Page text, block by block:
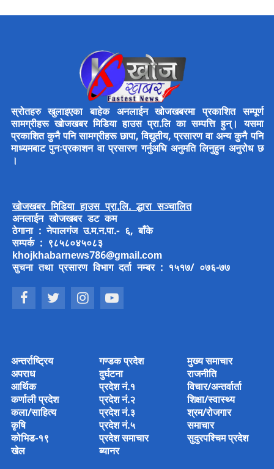
स्रोतहरु खुलाइएका बाहेक अनलाईन खोजखबरमा प्रकाशित सम्पूर्ण
सामग्रीहरू खोजखबर मिडिया हाउस प्रा.लि का सम्पत्ति हुन्। यसमा
प्रकाशित कुनै पनि सामग्रीहरू छापा, विद्युतीय, प्रसारण वा अन्य कुनै पनि
माध्यमबाट पुनःप्रकाशन वा प्रसारण गर्नुअघि अनुमति लिनुहुन अनुरोध छ
।
खोजखबर मिडिया हाउस प्रा.लि. द्धारा सञ्चालित
अनलाईन खोजखबर डट कम
ठेगाना : नेपालगंज उ.म.न.पा.- ६, बाँके
सम्पर्क : ९८५८०४५०८३
khojkhabarnews786@gmail.com
सुचना तथा प्रसारण विभाग दर्ता नम्बर : १५१७/ ०७६-७७
अन्तर्राष्ट्रिय
अपराध
आर्थिक
कर्णाली प्रदेश
कला/साहित्य
कृषि
कोभिड-१९
खेल
गण्डक प्रदेश
दुर्घटना
प्रदेश नं.१
प्रदेश नं.२
प्रदेश नं.३
प्रदेश नं.५
प्रदेश समाचार
ब्यानर
मुख्य समाचार
राजनीति
विचार/अन्तर्वार्ता
शिक्षा/स्वास्थ्य
श्रम/रोजगार
समाचार
सुदुरपश्चिम प्रदेश